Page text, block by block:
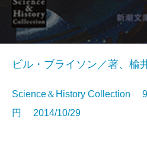
ビル・ブライソン／著、楡
Science＆History Collection
円 2014/10/29